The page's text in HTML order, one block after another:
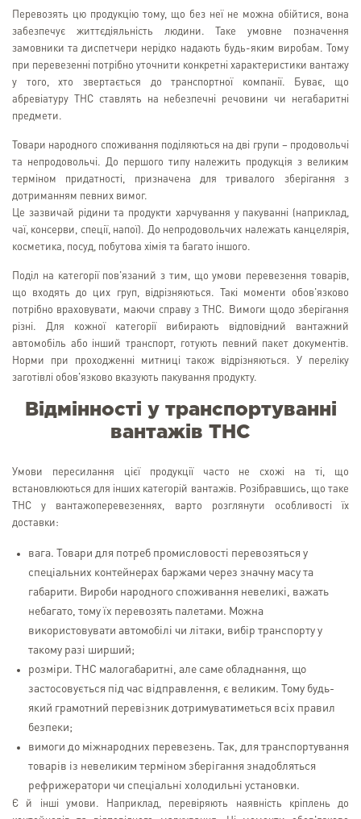
Перевозять цю продукцію тому, що без неї не можна обійтися, вона
забезпечує життєдіяльність людини. Таке умовне позначення
замовники та диспетчери нерідко надають будь-яким виробам. Тому
при перевезенні потрібно уточнити конкретні характеристики вантажу
у того, хто звертається до транспортної компанії. Буває, що
абревіатуру ТНС ставлять на небезпечні речовини чи негабаритні
предмети.
Товари народного споживання поділяються на дві групи – продовольчі
та непродовольчі. До першого типу належить продукція з великим
терміном придатності, призначена для тривалого зберігання з
дотриманням певних вимог.
Це зазвичай рідини та продукти харчування у пакуванні (наприклад,
чаї, консерви, спеції, напої). До непродовольчих належать канцелярія,
косметика, посуд, побутова хімія та багато іншого.
Поділ на категорії пов'язаний з тим, що умови перевезення товарів,
що входять до цих груп, відрізняються. Такі моменти обов'язково
потрібно враховувати, маючи справу з ТНС. Вимоги щодо зберігання
різні. Для кожної категорії вибирають відповідний вантажний
автомобіль або інший транспорт, готують певний пакет документів.
Норми при проходженні митниці також відрізняються. У переліку
заготівлі обов'язково вказують пакування продукту.
Відмінності у транспортуванні
вантажів ТНС
Умови пересилання цієї продукції часто не схожі на ті, що
встановлюються для інших категорій вантажів. Розібравшись, що таке
ТНС у вантажоперевезеннях, варто розглянути особливості їх
доставки:
вага. Товари для потреб промисловості перевозяться у
спеціальних контейнерах баржами через значну масу та
габарити. Вироби народного споживання невеликі, важать
небагато, тому їх перевозять палетами. Можна
використовувати автомобілі чи літаки, вибір транспорту у
такому разі ширший;
розміри. ТНС малогабаритні, але саме обладнання, що
застосовується під час відправлення, є великим. Тому будь-
який грамотний перевізник дотримуватиметься всіх правил
безпеки;
вимоги до міжнародних перевезень. Так, для транспортування
товарів із невеликим терміном зберігання знадобляться
рефрижератори чи спеціальні холодильні установки.
Є й інші умови. Наприклад, перевіряють наявність кріплень до